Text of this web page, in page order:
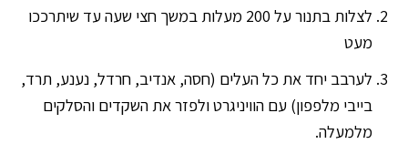
סוגים.
את
האפשרויות
לצלות בתנור על 200 מעלות במשך חצי שעה עד שיתרככו
מעט
לערבב יחד את כל העלים (חסה, אנדיב, חרדל, נענע, תרד,
בייבי מלפפון) עם הוויניגרט ולפזר את השקדים והסלקים
מלמעלה.